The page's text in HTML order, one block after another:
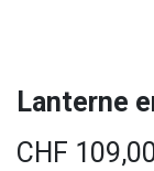
Lanterne
CHF